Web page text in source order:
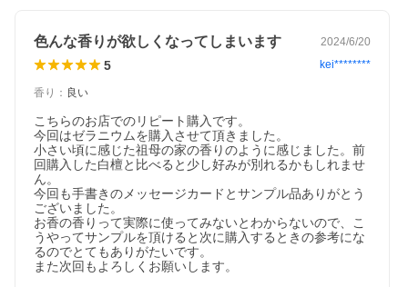
色んな香りが欲しくなってしまいます 2024/6/20
5 kei********
香り ： 良い
こちらのお店でのリピート購入です。
今回はゼラニウムを購入させて頂きました。
小さい頃に感じた祖母の家の香りのように感じました。前
回購入した白檀と比べると少し好みが別れるかもしれませ
ん。
今回も手書きのメッセージカードとサンプル品ありがとう
ございました。
お香の香りって実際に使ってみないとわからないので、こ
うやってサンプルを頂けると次に購入するときの参考にな
るのでとてもありがたいです。
また次回もよろしくお願いします。